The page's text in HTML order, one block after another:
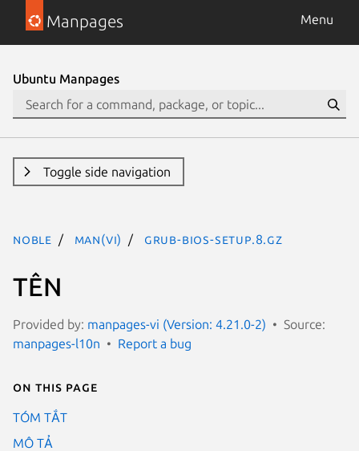
Manpages Menu
Ubuntu Manpages
Toggle side navigation
noble man(vi) grub-bios-setup.8.gz
TÊN
Provided by: manpages-vi (Version: 4.21.0-2)
Source:
manpages-l10n
Report a bug
On this page
TÓM TẮT
MÔ TẢ